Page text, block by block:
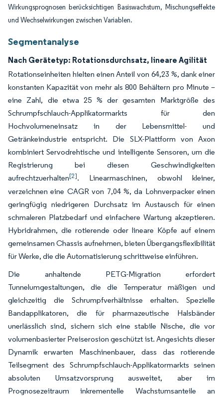
Wirkungsprognosen berücksichtigen Basiswachstum, Mischungseffekte
und Wechselwirkungen zwischen Variablen.
Segmentanalyse
Nach Gerätetyp: Rotationsdurchsatz, lineare Agilität
Rotationseinheiten hielten einen Anteil von 64,23 %, dank einer
konstanten Kapazität von mehr als 800 Behältern pro Minute –
eine Zahl, die etwa 25 % der gesamten Marktgröße des
Schrumpfschlauch-Applikatormarkts für den
Hochvolumeneinsatz in der Lebensmittel- und
Getränkeindustrie entspricht. Die SLX-Plattform von Axon
kombiniert Servodrehtische und intelligente Sensoren, um die
Registrierung bei diesen Geschwindigkeiten
aufrechtzuerhalten[2]. Linearmaschinen, obwohl kleiner,
verzeichnen eine CAGR von 7,04 %, da Lohnverpacker einen
geringfügig niedrigeren Durchsatz im Austausch für einen
schmaleren Platzbedarf und einfachere Wartung akzeptieren.
Hybridrahmen, die rotierende oder lineare Köpfe auf einem
gemeinsamen Chassis aufnehmen, bieten Übergangsflexibilität
für Werke, die die Automatisierung schrittweise einführen.
Die anhaltende PETG-Migration erfordert
Tunnelumgestaltungen, die die Temperatur mäßigen und
gleichzeitig die Schrumpfverhältnisse erhalten. Spezielle
Bandapplikatoren, die für pharmazeutische Halsbänder
unerlässlich sind, sichern sich eine stabile Nische, die vor
volumenbasierter Preiserosion geschützt ist. Angesichts dieser
Dynamik erwarten Maschinenbauer, dass das rotierende
Teilsegment des Schrumpfschlauch-Applikatormarkts seinen
absoluten Umsatzvorsprung ausweitet, aber im
Prognosezeitraum inkrementelle Wachstumsanteile an